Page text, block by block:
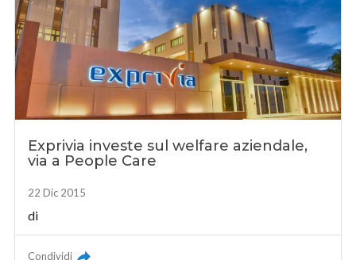
Exprivia investe sul welfare aziendale,
via a People Care
22 Dic 2015
di
Condividi